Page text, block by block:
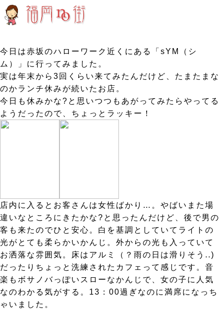
今日は赤坂のハローワーク近くにある「sYM（シ
ム）」に行ってみました。
実は年末から3回くらい来てみたんだけど、たまたまな
のかランチ休みが続いたお店。
今日も休みかな?と思いつつもあがってみたらやってる
ようだったので、ちょっとラッキー！
店内に入るとお客さんは女性ばかり…。やばいまた場
違いなところにきたかな?と思ったんだけど、後で男の
客も来たのでひと安心。白を基調としていてライトの
光がとても柔らかいかんじ。外からの光も入っていて
お洒落な雰囲気。床はアルミ（？雨の日は滑りそう..)
だったりちょっと洗練されたカフェって感じです。音
楽もボサノバっぽいスローなかんじで、女の子に人気
なのわかる気がする。13：00過ぎなのに満席になっち
ゃいました。